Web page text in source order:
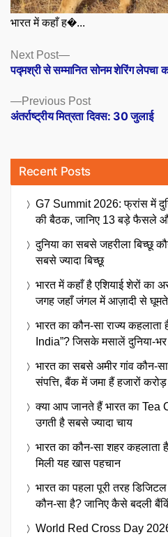
भारत में कहाँ ह�...
Posts
navigation
Previous PostPrevious
post:
अंतर्राष्ट्रीय मित्रता दिवस: 30 जुलाई
Next Post
Next
post:
पद्मश्री से सम्मानित सोनम शेरिंग लेपचा
Recent Posts
G7 Summit 2026: फ्रांस में
की बैठक, जानिए 13 बड़े फैसले
दुनिया का सबसे जहरीला बिच्छू
सबसे ज्यादा बिच्छू
भारत में कहाँ है एशियाई शेरों का
जगह जहाँ जंगल में आज़ादी से
भारत का कौन-सा राज्य
India”? जिसके मसालें दुनिया-
भारत का सबसे अमीर गांव कौन-
संपत्ति, बैंक में जमा हैं हजारों करोड़
क्या आप जानते हैं भारत का Tea
उगती है सबसे ज्यादा चाय
भारत का कौन-सा शहर कहलाता
मिली यह खास पहचान
भारत का पहला पूरी तरह
कौन-सा है? जानिए कैसे बदली
World Red Cross Day 2026: